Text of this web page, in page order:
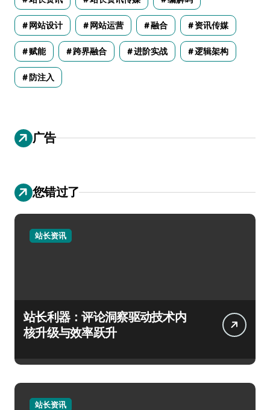
网站设计 网站运营 融合 资讯传媒
赋能 跨界融合 进阶实战 逻辑架构
防注入
广告
您错过了
站长资讯
站长利器：评论洞察驱动技术内
核升级与效率跃升
站长资讯